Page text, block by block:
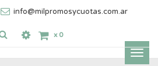
info@milpromosycuotas.com.ar
x 0